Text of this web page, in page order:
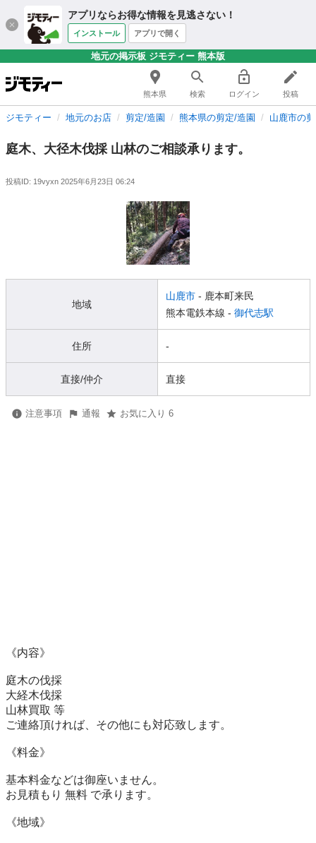
アプリならお得な情報を見逃さない！
インストール アプリで開く
地元の掲示板 ジモティー 熊本版
熊本県 検索 ログイン 投稿
ジモティー 地元のお店 剪定/造園 熊本県の剪定/造園 山鹿市の
庭木、大径木伐採 山林のご相談承ります。
投稿ID: 19vyxn 2025年6月23日 06:24
地域
山鹿市 - 鹿本町来民
熊本電鉄本線 - 御代志駅
住所 -
直接/仲介 直接
注意事項 通報 お気に入り 6
《内容》
庭木の伐採
大経木伐採
山林買取 等
ご連絡頂ければ、その他にも対応致します。
《料金》
基本料金などは御座いません。
お見積もり 無料 で承ります。
《地域》